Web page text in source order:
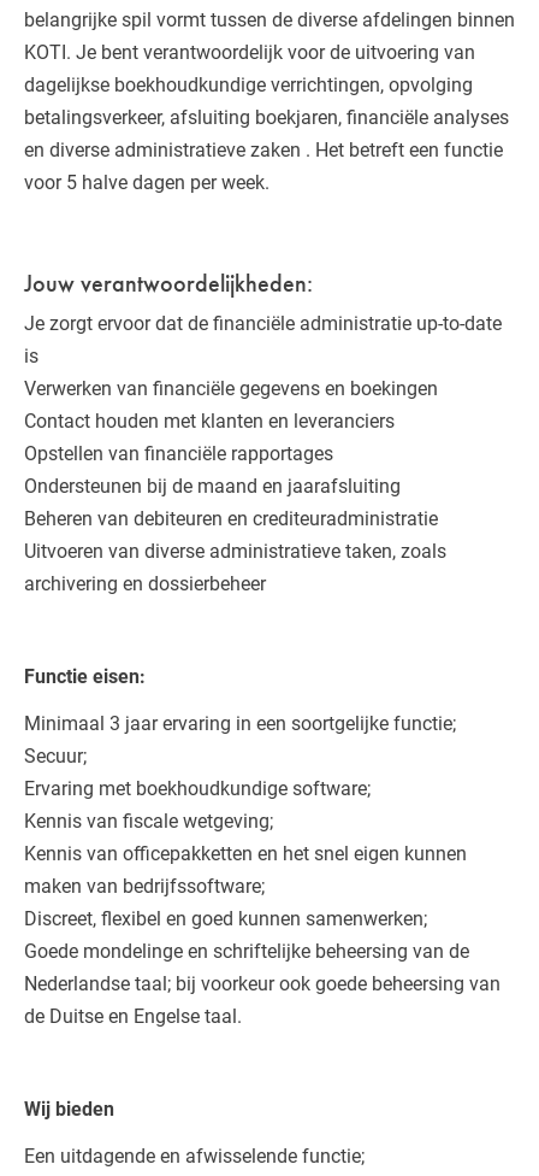
belangrijke spil vormt tussen de diverse afdelingen binnen
KOTI. Je bent verantwoordelijk voor de uitvoering van
dagelijkse boekhoudkundige verrichtingen, opvolging
betalingsverkeer, afsluiting boekjaren, financiële analyses
en diverse administratieve zaken . Het betreft een functie
voor 5 halve dagen per week.
Jouw verantwoordelijkheden:
Je zorgt ervoor dat de financiële administratie up-to-date
is
Verwerken van financiële gegevens en boekingen
Contact houden met klanten en leveranciers
Opstellen van financiële rapportages
Ondersteunen bij de maand en jaarafsluiting
Beheren van debiteuren en crediteuradministratie
Uitvoeren van diverse administratieve taken, zoals
archivering en dossierbeheer
Functie eisen:
Minimaal 3 jaar ervaring in een soortgelijke functie;
Secuur;
Ervaring met boekhoudkundige software;
Kennis van fiscale wetgeving;
Kennis van officepakketten en het snel eigen kunnen
maken van bedrijfssoftware;
Discreet, flexibel en goed kunnen samenwerken;
Goede mondelinge en schriftelijke beheersing van de
Nederlandse taal; bij voorkeur ook goede beheersing van
de Duitse en Engelse taal.
Wij bieden
Een uitdagende en afwisselende functie;